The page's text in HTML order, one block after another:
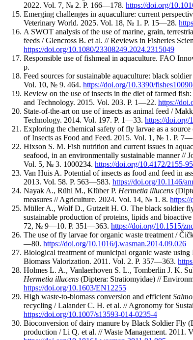
2022. Vol. 7, № 2. P. 166—178. https://doi.org/
Emerging challenges in aquaculture: current
Veterinary World. 2025. Vol. 18, № 1. P. 15—28.
A SWOT analysis of the use of marine, grain,
feeds / Glencross B. et al. // Reviews in Fisheries
https://doi.org/10.1080/23308249.2024.2315049
Responsible use of fishmeal in aquaculture. FAO
p.
Feed sources for sustainable aquaculture: black
Vol. 10, № 9. 464. https://doi.org/10.3390/
Review on the use of insects in the diet of farmed
and Technology. 2015. Vol. 203. P. 1—22. https://
State-of-the-art on use of insects as animal feed /
Technology. 2014. Vol. 197. P. 1—33. https://doi.org/
Exploring the chemical safety of fly larvae as a
of Insects as Food and Feed. 2015. Vol. 1, № 1. P.
Hixson S. M. Fish nutrition and current issues in
seafood, in an environmentally sustainable manner //
Vol. 5, № 3. 1000234. https://doi.org/10.4172/2155-
Van Huis A. Potential of insects as food and feed in
2013. Vol. 58. P. 563—583. https://doi.org/10.1146/
Nayak A., Rühl M., Klüber P. Hermetia illucens
measures // Agriculture. 2024. Vol. 14, № 1. 8. https://
Müller A., Wolf D., Gutzeit H. O. The black soldier
sustainable production of proteins, lipids and
72, № 9—10. P. 351—363. https://doi.org/10.1515/
The use of fly larvae for organic waste treatment /
—80. https://doi.org/10.1016/j.wasman.2014.09.026
Biological treatment of municipal organic waste
Biomass Valorization. 2011. Vol. 2. P. 357—363.
Holmes L. A., Vanlaerhoven S. L., Tomberlin J. K.
Hermetia illucens (Diptera: Stratiomyidae) //
https://doi.org/10.1603/EN12255
High waste-to-biomass conversion and efficient
recycling / Lalander C. H. et al. // Agronomy for
https://doi.org/10.1007/s13593-014-0235-4
Bioconversion of dairy manure by Black Soldier Fly
production / Li Q. et al. // Waste Management.